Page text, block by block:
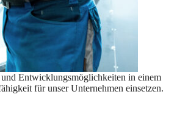
Entwicklungsmöglichkeiten in einem
für unser Unternehmen einsetzen.